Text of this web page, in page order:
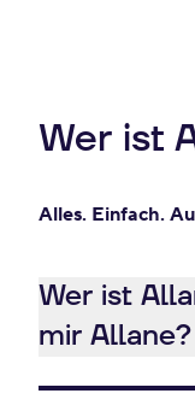
Wer ist
Alles. Einfach.
Wer ist
mir Allane?